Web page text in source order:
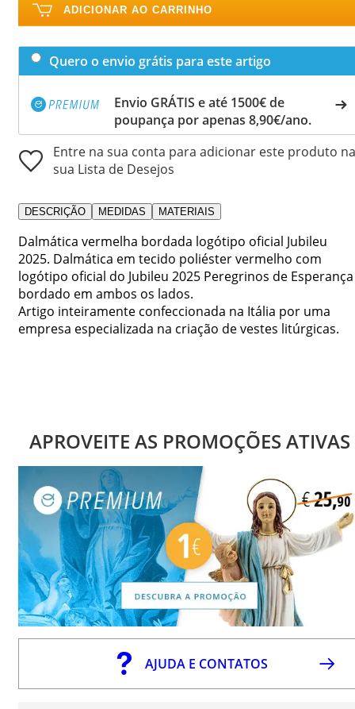
ADICIONAR AO CARRINHO
Quero o envio grátis para este artigo
Envio GRÁTIS e até 1500€ de
poupança por apenas 8,90€/ano.
Entre na sua conta para adicionar este produto na
sua Lista de Desejos
DESCRIÇÃO MEDIDAS MATERIAIS
Dalmática vermelha bordada logótipo oficial Jubileu
2025. Dalmática em tecido poliéster vermelho com
logótipo oficial do Jubileu 2025 Peregrinos de Esperança
bordado em ambos os lados.
Artigo inteiramente confeccionada na Itália por uma
empresa especializada na criação de vestes litúrgicas.
APROVEITE AS PROMOÇÕES ATIVAS
AJUDA E CONTATOS